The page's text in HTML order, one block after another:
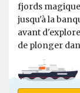
fjords
jusqu'à la
avant
de plonger